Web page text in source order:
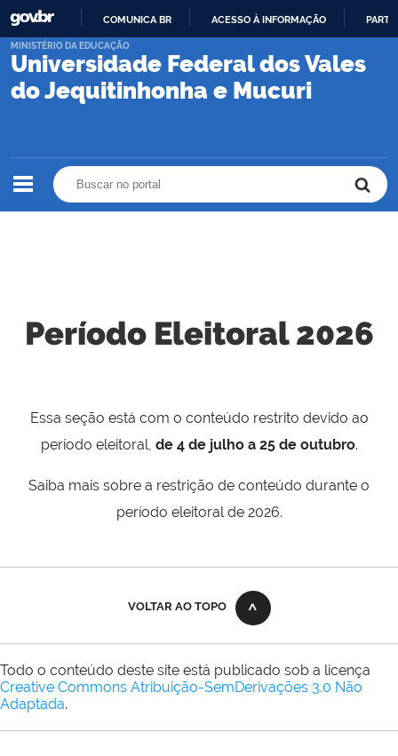
PARA
CONTEÚDO
COMUNICA BR ACESSO À INFORMAÇÃO
Universidade Federal dos Vales
do Jequitinhonha e Mucuri
MINISTÉRIO DA EDUCAÇÃO
Período Eleitoral 2026
Essa seção está com o conteúdo restrito devido ao
período eleitoral, de 4 de julho a 25 de outubro.
Saiba mais sobre a restrição de conteúdo durante o
período eleitoral de 2026.
VOLTAR AO TOPO
Todo o conteúdo deste site está publicado sob a licença
Creative Commons Atribuição-SemDerivações 3.0 Não
Adaptada.